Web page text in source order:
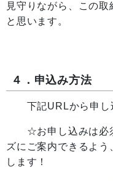
見守りながら、この
と思います。
４．申込み方法
下記URLから申し
☆お申し込みは必須
ズにご案内できるよ
します！